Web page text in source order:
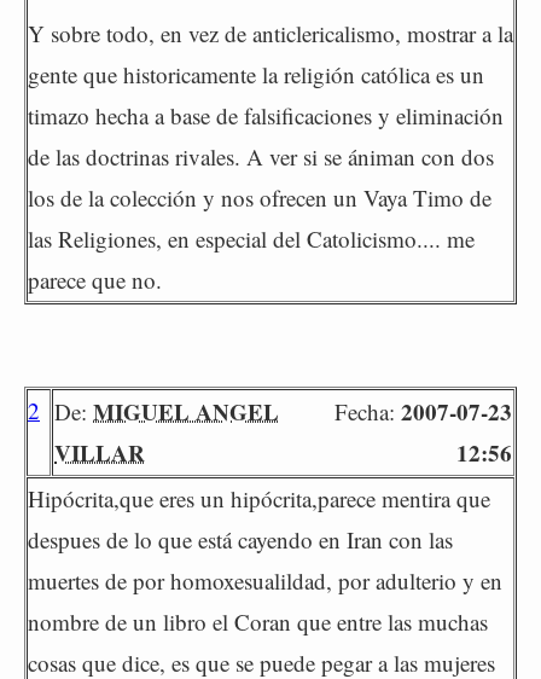
Y sobre todo, en vez de anticlericalismo, mostrar a la
gente que historicamente la religión católica es un
timazo hecha a base de falsificaciones y eliminación
de las doctrinas rivales. A ver si se ániman con dos
los de la colección y nos ofrecen un Vaya Timo de
las Religiones, en especial del Catolicismo.... me
parece que no.
2 De: MIGUEL ANGEL
VILLAR
Fecha: 2007-07-23
12:56
Hipócrita,que eres un hipócrita,parece mentira que
despues de lo que está cayendo en Iran con las
muertes de por homoxesualildad, por adulterio y en
nombre de un libro el Coran que entre las muchas
cosas que dice, es que se puede pegar a las mujeres